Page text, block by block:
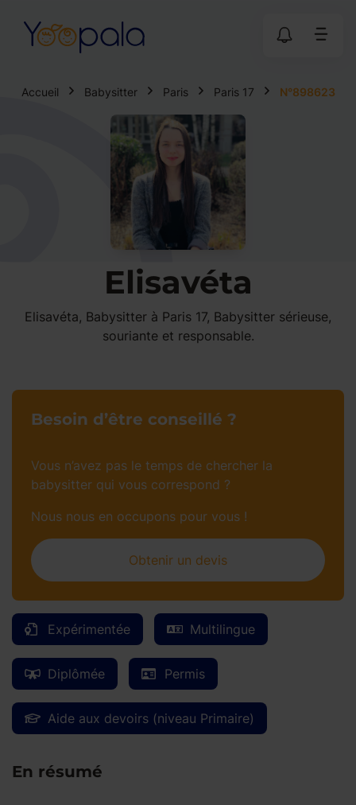
Accueil Babysitter Paris Paris 17 N°898623
Elisavéta
Elisavéta, Babysitter à Paris 17, Babysitter sérieuse,
souriante et responsable.
Expérimentée Multilingue
Diplômée Permis
Aide aux devoirs (niveau Primaire)
En résumé
Besoin d’être conseillé ?
Vous n’avez pas le temps de chercher la
babysitter qui vous correspond ?
Nous nous en occupons pour vous !
Obtenir un devis